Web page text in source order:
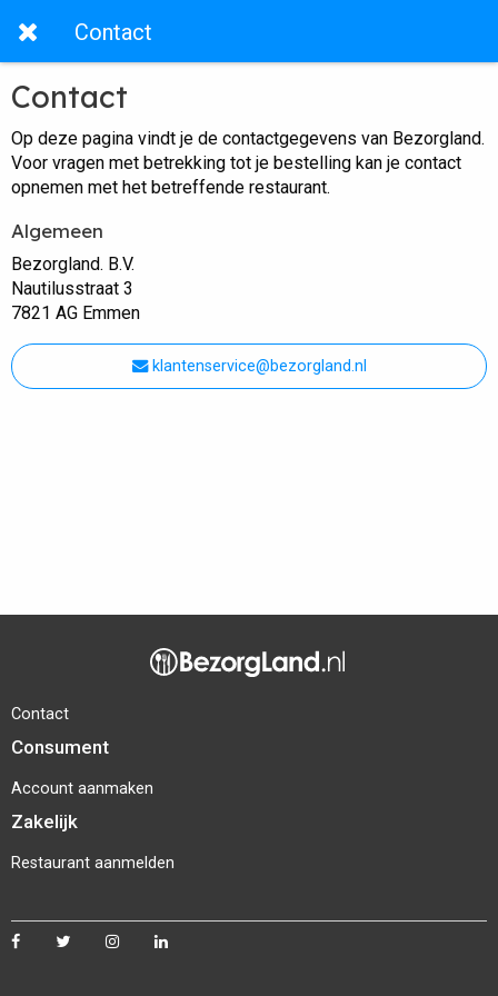
Contact
Contact
Op deze pagina vindt je de contactgegevens van Bezorgland.
Voor vragen met betrekking tot je bestelling kan je contact
opnemen met het betreffende restaurant.
Algemeen
Bezorgland. B.V.
Nautilusstraat 3
7821 AG Emmen
klantenservice@bezorgland.nl
Contact
Consument
Account aanmaken
Zakelijk
Restaurant aanmelden